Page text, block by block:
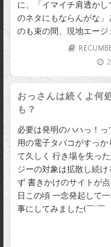
に、「イマイチ肩透かし
のネタにもならんがな」
のも束の間、現地エージ
おっさんは続くよ何
も？
必要は発明のハハっ！っ
用の電子タバコがすっか
て久しく 行き場を失っ
ジーの対象は拡散し続け
ず 書きかけのサイトが
日この頃 一念発起して
事にしてみました(￣^￣ゞ